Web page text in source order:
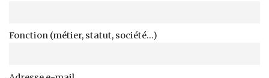
Fonction (métier, statut, société...)